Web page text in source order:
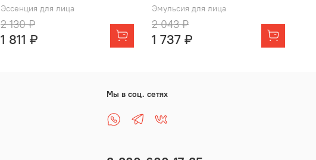
Эссенция для лица
2 130 ₽
1 811 ₽
Эмульсия для лица
2 043 ₽
1 737 ₽
Мы в соц. сетях